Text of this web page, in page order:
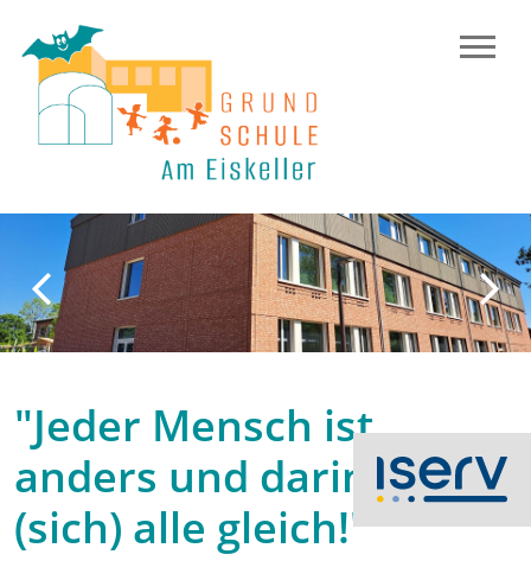
Previous
"Jeder Mensch ist
anders und darin sind
(sich) alle gleich!"